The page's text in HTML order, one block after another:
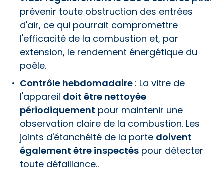
prévenir toute obstruction des entrées
d'air, ce qui pourrait compromettre
l'efficacité de la combustion et, par
extension, le rendement énergétique du
poêle.
Contrôle hebdomadaire : La vitre de
l'appareil doit être nettoyée
périodiquement pour maintenir une
observation claire de la combustion. Les
joints d'étanchéité de la porte doivent
également être inspectés pour détecter
toute défaillance..